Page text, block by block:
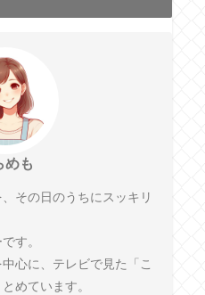
めも
その日のうちにスッキリ
す。
心に、テレビで見た「こ
めています。